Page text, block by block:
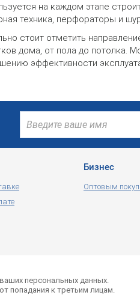
на каждом этапе
техника, перфораторы и
стоит отметить
дома, от пола до потолка.
эффективности
Бизнес
Оптовым
персональных данных.
попадания к третьим лицам.